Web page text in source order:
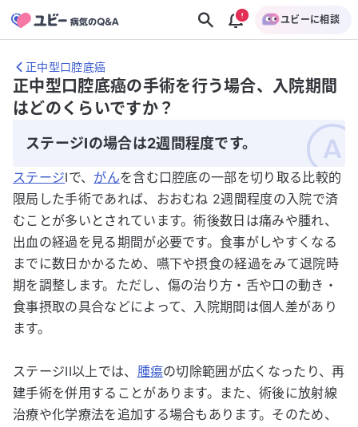
ユビーに相談
正中型口腔底癌
正中型口腔底癌の手術を行う場合、入院期間
はどのくらいですか？
ステージIの場合は2週間程度です。
ステージIで、 がんを含む口腔底の一部を切り取る比較的
限局した手術であれば、おおむね 2週間程度の入院で済
むことが多いとされています。術後数日は痛みや腫れ、
出血の経過を見る期間が必要です。食事がしやすくなる
までに数日かかるため、嚥下や摂食の経過をみて退院時
期を調整します。ただし、傷の治り方・舌や口の動き・
食事摂取の具合などによって、入院期間は個人差があり
ます。
ステージII以上では、 腫瘍の切除範囲が広くなったり、再
建手術を併用することがあります。また、術後に放射線
治療や化学療法を追加する場合もあります。そのため、